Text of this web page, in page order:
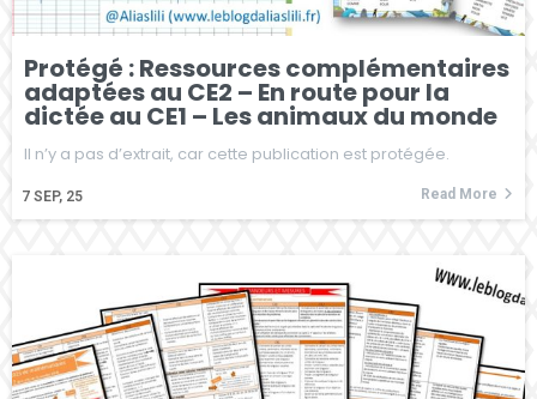
Protégé : Ressources complémentaires
adaptées au CE2 – En route pour la
dictée au CE1 – Les animaux du monde
7 SEP, 25
Il n’y a pas d’extrait, car cette publication est protégée.
Read More